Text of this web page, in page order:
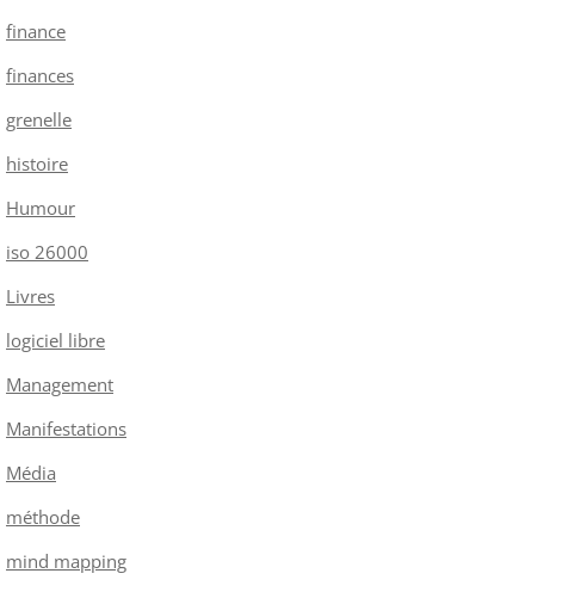
finance
finances
grenelle
histoire
Humour
iso 26000
Livres
logiciel libre
Management
Manifestations
Média
méthode
mind mapping